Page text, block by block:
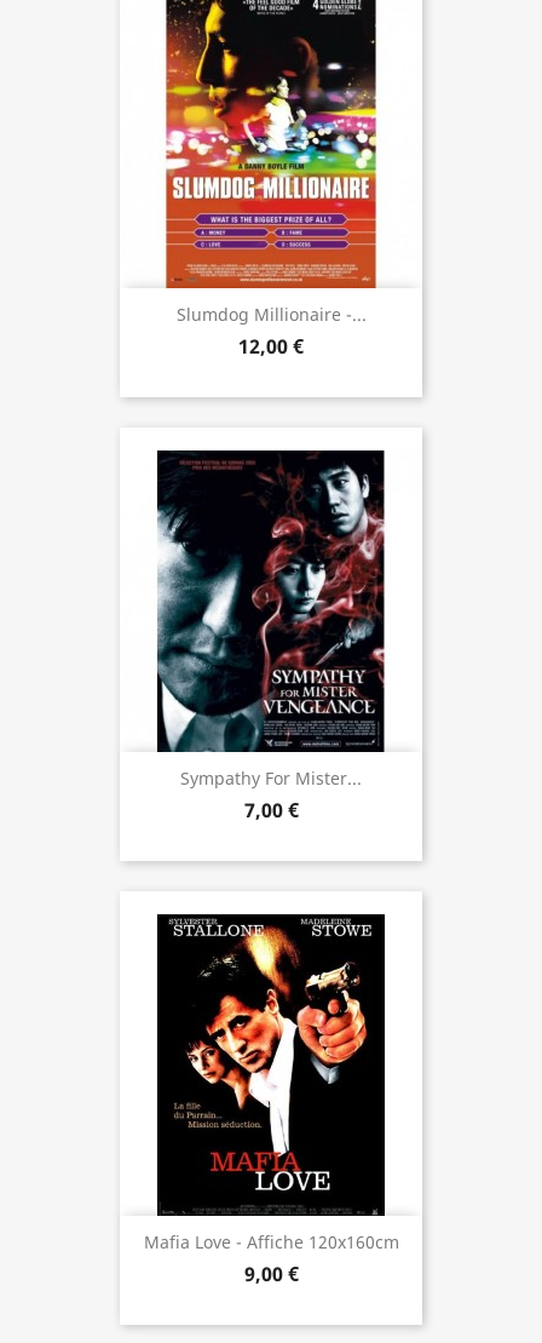
Slumdog Millionaire -...
12,00 €
Sympathy For Mister...
7,00 €
Mafia Love - Affiche 120x160cm
9,00 €